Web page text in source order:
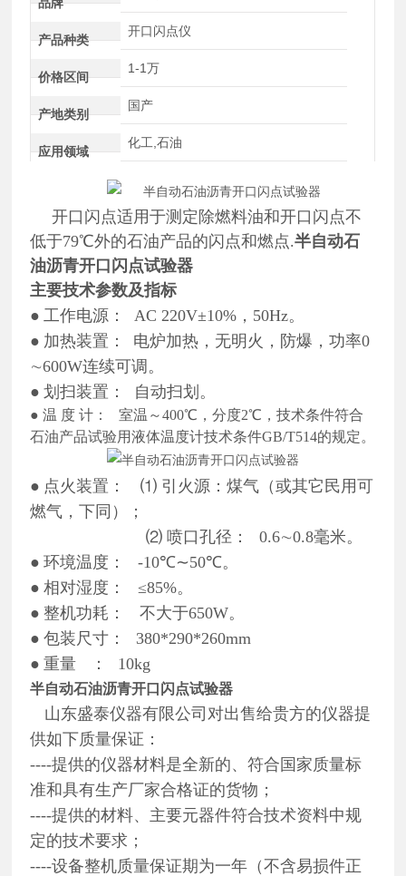
产品种类
开口闪点仪
价格区间
1-1万
产地类别
国产
应用领域
化工,石油
开口闪点适用于测定除燃料油和开口闪点不
低于79℃外的石油产品的闪点和燃点.半自动石
油沥青开口闪点试验器
主要技术参数及指标
● 工作电源： AC 220V±10%，50Hz。
● 加热装置：
电炉加热，无明火，防爆，功率0
∼600W连续可调。
● 划扫装置： 自动扫划。
● 温 度 计： 室温～400℃，分度2℃，技术条件符合
石油产品试验用液体温度计技术条件GB/T514的规定。
● 点火装置：
⑴ 引火源：煤气（或其它民用可
燃气，下同）；
⑵ 喷口孔径：
0.6∼0.8毫米。
● 环境温度：
-10℃∼50℃。
● 相对湿度：
≤85%。
● 整机功耗：
不大于650W。
● 包装尺寸：
380*290*260mm
● 重量 ： 10kg
半自动石油沥青开口闪点试验器
山东盛泰仪器有限公司对出售给贵方的仪器提
供如下质量保证：
----提供的仪器材料是全新的、符合国家质量标
准和具有生产厂家合格证的货物；
----提供的材料、主要元器件符合技术资料中规
定的技术要求；
----设备整机质量保证期为一年（不含易损件正